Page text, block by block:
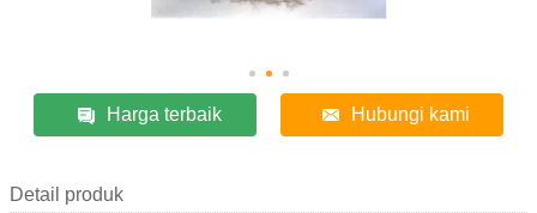
Harga terbaik Hubungi kami
Detail produk